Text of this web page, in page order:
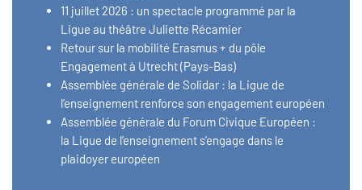
11 juillet 2026 : un spectacle programmé par la
Ligue au théâtre Juliette Récamier
Retour sur la mobilité Erasmus + du pôle
Engagement à Utrecht (Pays-Bas)
Assemblée générale de Solidar : la Ligue de
l’enseignement renforce son engagement européen
Assemblée générale du Forum Civique Européen :
la Ligue de l’enseignement s’engage dans le
plaidoyer européen